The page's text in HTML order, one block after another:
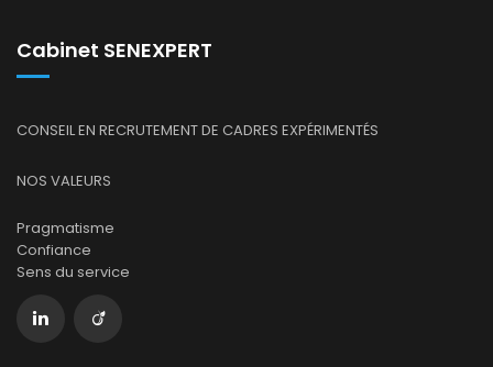
Cabinet SENEXPERT
CONSEIL EN RECRUTEMENT DE CADRES EXPÉRIMENTÉS
NOS VALEURS
Pragmatisme
Confiance
Sens du service